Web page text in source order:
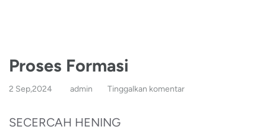
Proses Formasi
2 Sep,2024 admin Tinggalkan komentar
SECERCAH HENING